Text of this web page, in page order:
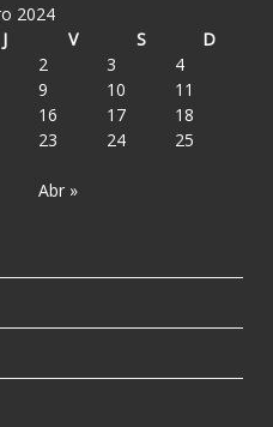
2024
J V S D
Abr »
2 3
4
9 10
11
16 17
18
23 24
25